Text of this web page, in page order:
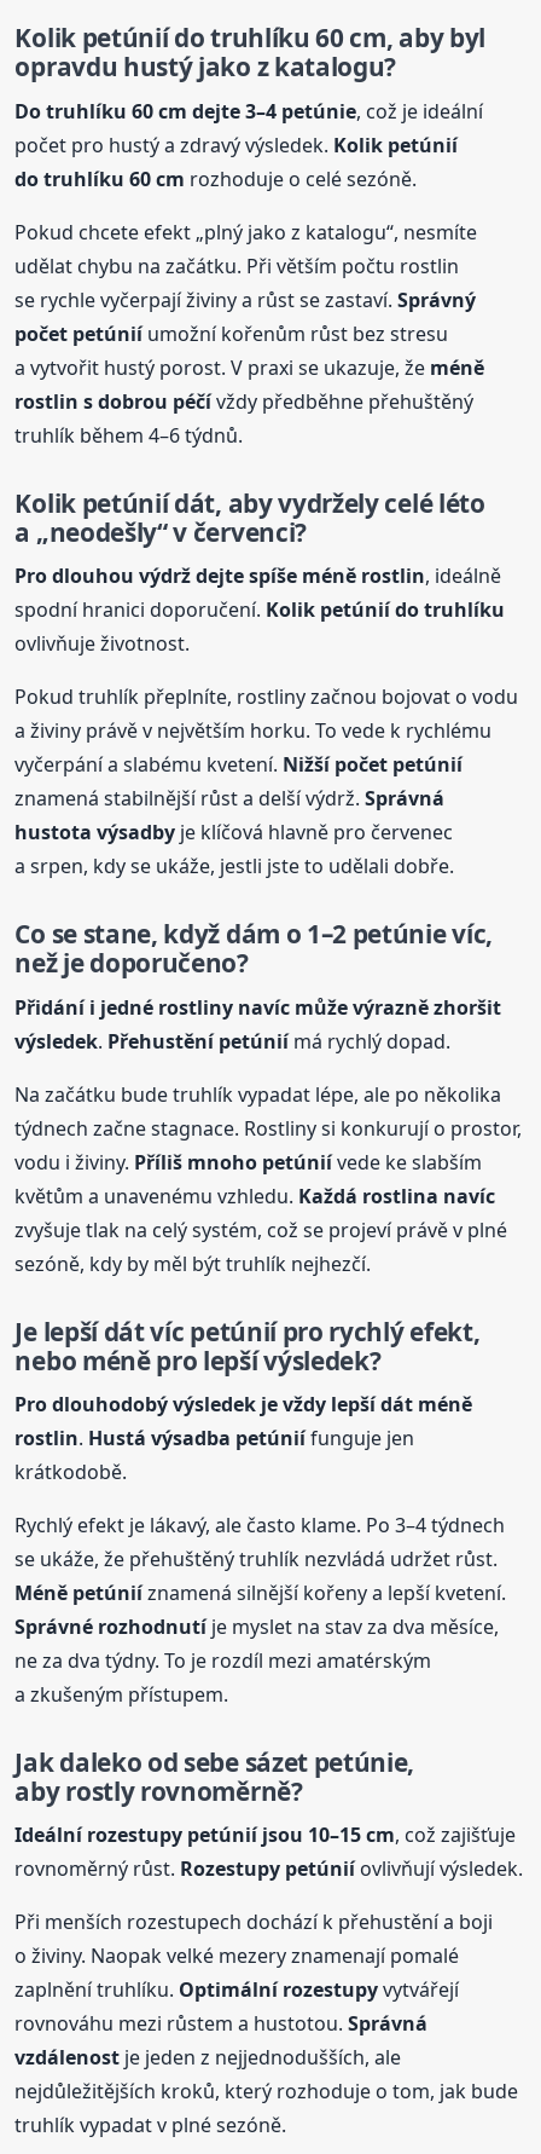
Kolik petúnií do truhlíku 60 cm, aby byl
opravdu hustý jako z katalogu?
Do truhlíku 60 cm dejte 3–4 petúnie, což je ideální
počet pro hustý a zdravý výsledek. Kolik petúnií
do truhlíku 60 cm rozhoduje o celé sezóně.
Pokud chcete efekt „plný jako z katalogu“, nesmíte
udělat chybu na začátku. Při větším počtu rostlin
se rychle vyčerpají živiny a růst se zastaví.Správný
počet petúniíumožní kořenům růst bez stresu
a vytvořit hustý porost. V praxi se ukazuje, že méně
rostlin s dobrou péčívždy předběhne přehuštěný
truhlík během 4–6 týdnů.
Kolik petúnií dát, aby vydržely celé léto
a „neodešly“ v červenci?
Pro dlouhou výdrž dejte spíše méně rostlin, ideálně
spodní hranici doporučení. Kolik petúnií do truhlíku
ovlivňuje životnost.
Pokud truhlík přeplníte, rostliny začnou bojovat o vodu
a živiny právě v největším horku. To vede k rychlému
vyčerpání a slabému kvetení. Nižší počet petúnií
znamená stabilnější růst a delší výdrž.Správná
hustota výsadby je klíčová hlavně pro červenec
a srpen, kdy se ukáže, jestli jste to udělali dobře.
Co se stane, když dám o 1–2 petúnie víc,
než je doporučeno?
Přidání i jedné rostliny navíc může výrazně zhoršit
výsledek. Přehustění petúniímá rychlý dopad.
Na začátku bude truhlík vypadat lépe, ale po několika
týdnech začne stagnace. Rostliny si konkurují o prostor,
vodu i živiny. Příliš mnoho petúniívede ke slabším
květům a unavenému vzhledu. Každá rostlina navíc
zvyšuje tlak na celý systém, což se projeví právě v plné
sezóně, kdy by měl být truhlík nejhezčí.
Je lepší dát víc petúnií pro rychlý efekt,
nebo méně pro lepší výsledek?
Pro dlouhodobý výsledek je vždy lepší dát méně
rostlin. Hustá výsadba petúniífunguje jen
krátkodobě.
Rychlý efekt je lákavý, ale často klame. Po 3–4 týdnech
se ukáže, že přehuštěný truhlík nezvládá udržet růst.
Méně petúniíznamená silnější kořeny a lepší kvetení.
Správné rozhodnutíje myslet na stav za dva měsíce,
ne za dva týdny. To je rozdíl mezi amatérským
a zkušeným přístupem.
Jak daleko od sebe sázet petúnie,
aby rostly rovnoměrně?
Ideální rozestupy petúnií jsou 10–15 cm, což zajišťuje
rovnoměrný růst. Rozestupy petúniíovlivňují výsledek.
Při menších rozestupech dochází k přehustění a boji
o živiny. Naopak velké mezery znamenají pomalé
zaplnění truhlíku. Optimální rozestupyvytvářejí
rovnováhu mezi růstem a hustotou.Správná
vzdálenost je jeden z nejjednodušších, ale
nejdůležitějších kroků, který rozhoduje o tom, jak bude
truhlík vypadat v plné sezóně.